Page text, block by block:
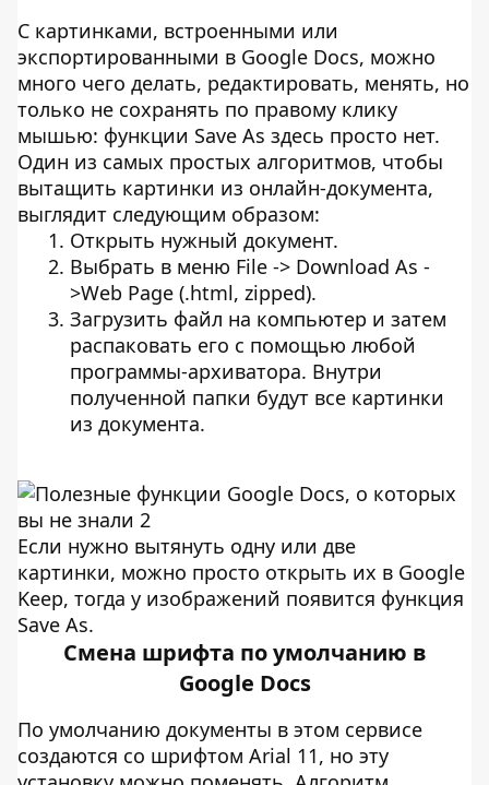
С картинками, встроенными или
экспортированными в Google Docs, можно
много чего делать, редактировать, менять, но
только не сохранять по правому клику
мышью: функции Save As здесь просто нет.
Один из самых простых алгоритмов, чтобы
вытащить картинки из онлайн-документа,
выглядит следующим образом:
Открыть нужный документ.
Выбрать в меню File -> Download As -
>Web Page (.html, zipped).
Загрузить файл на компьютер и затем
распаковать его с помощью любой
программы-архиватора. Внутри
полученной папки будут все картинки
из документа.
Если нужно вытянуть одну или две
картинки, можно просто открыть их в Google
Keep, тогда у изображений появится функция
Save As.
Смена шрифта по умолчанию в
Google Docs
По умолчанию документы в этом сервисе
создаются со шрифтом Arial 11, но эту